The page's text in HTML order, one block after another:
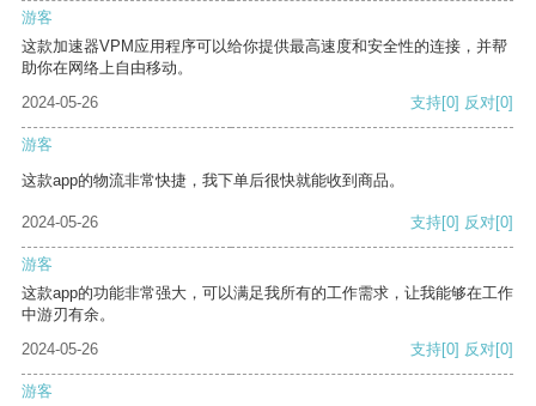
游客
这款加速器VPM应用程序可以给你提供最高速度和安全性的连接，并帮
助你在网络上自由移动。
2024-05-26
支持[0] 反对[0]
游客
这款app的物流非常快捷，我下单后很快就能收到商品。
2024-05-26 支持[0] 反对[0]
游客
这款app的功能非常强大，可以满足我所有的工作需求，让我能够在工作
中游刃有余。
2024-05-26
支持[0] 反对[0]
游客